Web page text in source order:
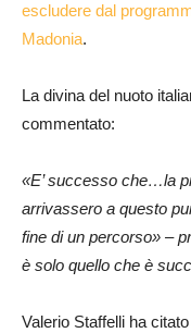
escludere dal
Madonia.
La divina del nuoto
commentato:
«E’ successo che…la
arrivassero a questo
fine di un percorso» –
è solo quello che è
Valerio Staffelli ha